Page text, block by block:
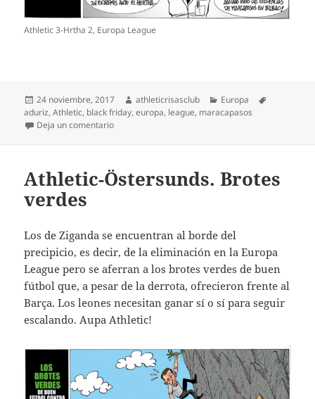
Athletic 3-Hrtha 2, Europa League
Publicado
el
24 noviembre, 2017 Autor
athleticrisasclub Categorías
Europa
aduriz,Athletic, black friday,europa, league, maracapasos
Deja un comentarioen Athletic 3-Hertha 2. Black friday rojiblanco
Athletic-Östersunds. Brotes
verdes
Los de Ziganda se encuentran al borde del
precipicio, es decir, de la eliminación en la Europa
League pero se aferran a los brotes verdes de buen
fútbol que, a pesar de la derrota, ofrecieron frente al
Barça. Los leones necesitan ganar sí o sí para seguir
escalando. Aupa Athletic!